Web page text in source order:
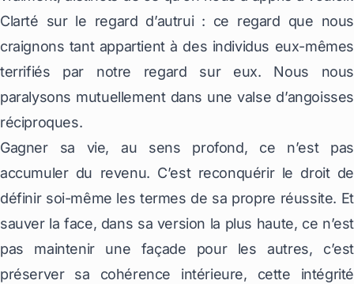
Clarté sur le regard d’autrui : ce regard que nous
craignons tant appartient à des individus eux-mêmes
terrifiés par notre regard sur eux. Nous nous
paralysons mutuellement dans une valse d’angoisses
réciproques.
Gagner sa vie, au sens profond, ce n’est pas
accumuler du revenu. C’est reconquérir le droit de
définir soi-même les termes de sa propre réussite. Et
sauver la face, dans sa version la plus haute, ce n’est
pas maintenir une façade pour les autres, c’est
préserver sa cohérence intérieure, cette intégrité